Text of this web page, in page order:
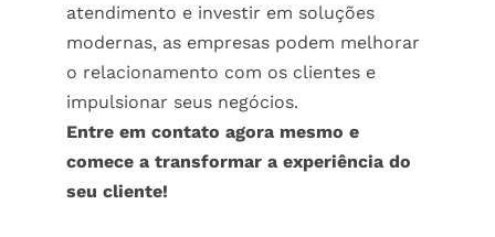
atendimento e investir em soluções
modernas, as empresas podem melhorar
o relacionamento com os clientes e
impulsionar seus negócios.
Entre em contato agora mesmo e
comece a transformar a experiência do
seu cliente!